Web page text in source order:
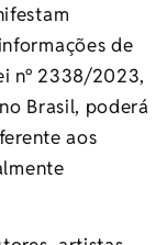
de
nº 2338/2023,
Brasil, poderá
aos